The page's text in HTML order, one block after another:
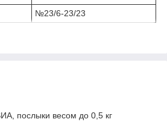
№23/6-23/23
послыки весом до 0,5 кг